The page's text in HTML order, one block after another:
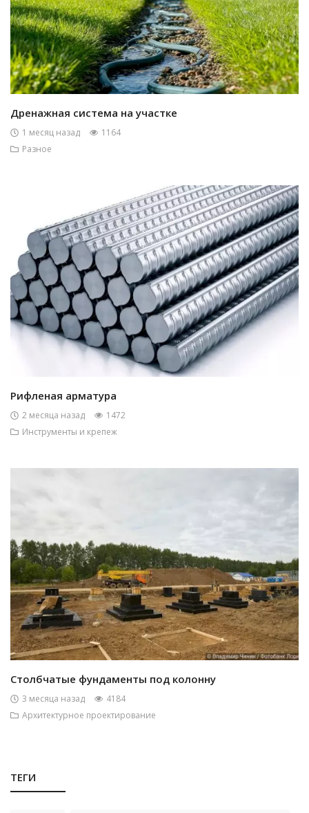
Дренажная система на участке
1 месяц назад
1164
Разное
Рифленая арматура
2 месяца назад
1472
Инструменты и крепеж
Столбчатые фундаменты под колонну
3 месяца назад
4184
Архитектурное проектирование
ТЕГИ